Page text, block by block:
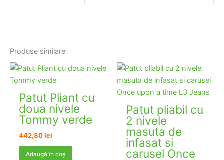
Produse similare
Patut Pliant cu
doua nivele
Tommy verde
442,80lei
Adaugă în coș
Patut pliabil cu
2 nivele
masuta de
infasat si
carusel Once